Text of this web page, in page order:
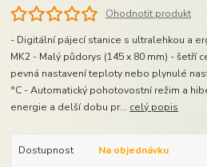
Ohodnotit produkt
- Digitální pájecí stanice s ultralehkou a
MK2 - Malý půdorys (145 x 80 mm) - šetří
pevná nastavení teploty nebo plynulé
°C - Automatický pohotovostní režim a
energie a delší dobu pr... celý popis
Dostupnost Na objednávku